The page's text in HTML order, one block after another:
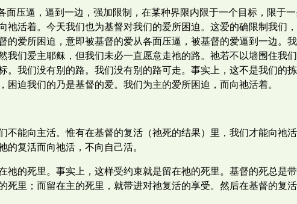
面压逼，逼到一边，强加限制，在某种界限内限于一个目标，限于
祂活着。今天我们也为基督对我们的爱所困迫。这爱的确限制我们
爱所困迫，意即被基督的爱从各面压逼，被基督的爱逼到一边。
我们爱主耶稣，但我们未必一直愿意走祂的路。祂若不以墙围住我
。我们没有别的路。我们没有别的路可走。事实上，这不是我们的
迫我们的乃是基督的爱。我们为主的爱所困迫，而向祂活着。
不能向主活。惟有在基督的复活（祂死的结果）里，我们才能向祂
的复活而向祂活，不向自己活。
祂的死里。事实上，这样受约束就是留在祂的死里。基督的死总是
死里；而留在主的死里，就带进对祂复活的享受。然后在基督的复